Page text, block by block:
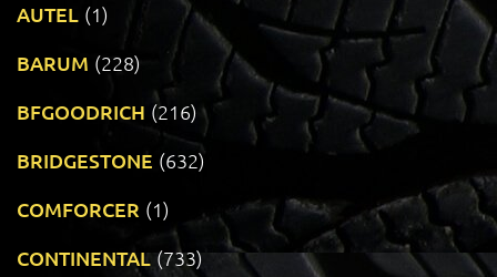
AUTEL (1)
BARUM (228)
BFGOODRICH (216)
BRIDGESTONE (632)
COMFORCER (1)
CONTINENTAL (733)